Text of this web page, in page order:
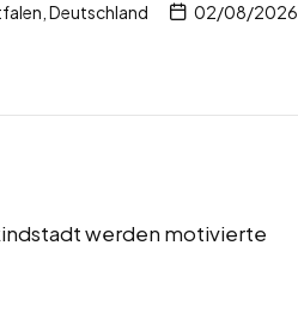
Deutschland 02/08/2026
werden motivierte